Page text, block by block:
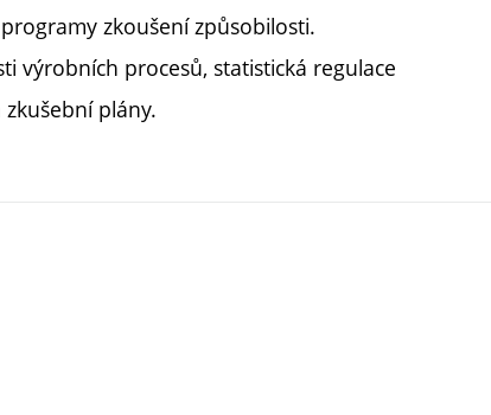
zkoušení způsobilosti.
výrobních procesů, statistická regulace
plány.